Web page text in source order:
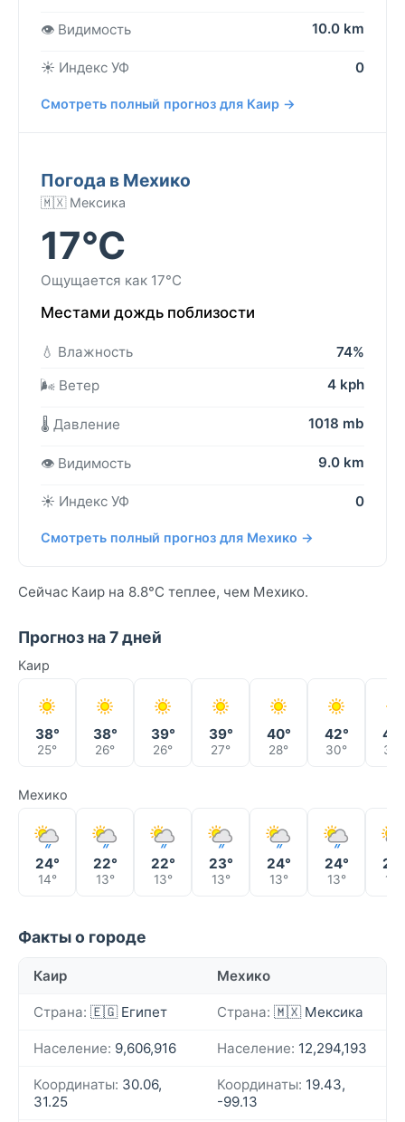
👁️ Видимость 10.0 km
☀️ Индекс УФ 0
Смотреть полный прогноз для Каир →
Погода в Мехико
🇲🇽 Мексика
17°C
Ощущается как 17°C
Местами дождь поблизости
💧 Влажность
74%
🌬️ Ветер
4 kph
🌡️ Давление 1018 mb
👁️ Видимость 9.0 km
☀️ Индекс УФ 0
Смотреть полный прогноз для Мехико →
Сейчас Каир на 8.8°C теплее, чем Мехико.
Прогноз на 7 дней
Каир
38°
25°
38°
26°
39°
26°
39°
27°
40°
28°
42°
30° 30°
Мехико
24°
14°
22°
13°
22°
13°
23°
13°
24°
13°
24°
13° 13°
Факты о городе
Каир Мехико
Страна: 🇪🇬 Египет Страна: 🇲🇽 Мексика
Население: 9,606,916 Население: 12,294,193
Координаты: 30.06,
31.25
Координаты: 19.43,
-99.13